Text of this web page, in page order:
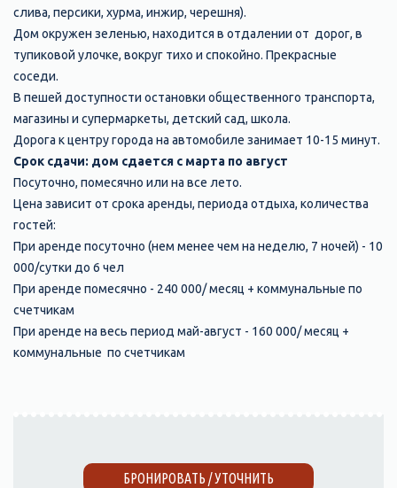
слива, персики, хурма, инжир, черешня).
Дом окружен зеленью, находится в отдалении от дорог, в
тупиковой улочке, вокруг тихо и спокойно. Прекрасные
соседи.
В пешей доступности остановки общественного транспорта,
магазины и супермаркеты, детский сад, школа.
Дорога к центру города на автомобиле занимает 10-15 минут.
Срок сдачи: дом сдается с марта по август
Посуточно, помесячно или на все лето.
Цена зависит от срока аренды, периода отдыха, количества
гостей:
При аренде посуточно (нем менее чем на неделю, 7 ночей) - 10
000/сутки до 6 чел
При аренде помесячно - 240 000/ месяц + коммунальные по
счетчикам
При аренде на весь период май-август - 160 000/ месяц +
коммунальные по счетчикам
БРОНИРОВАТЬ / УТОЧНИТЬ